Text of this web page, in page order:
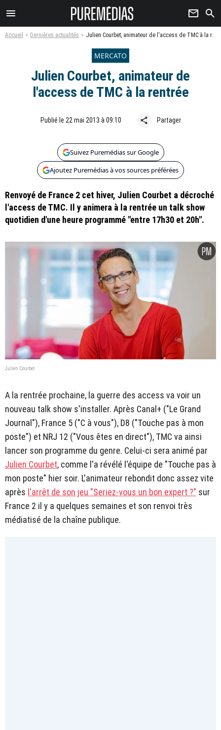
menu newsletter search
Accueil Dernières actualités Julien Courbet, animateur de l'access de TMC à la rentrée
MERCATO
Julien Courbet, animateur de
l'access de TMC à la rentrée
Publié le 22 mai 2013 à 09:10 share Partager
Suivez Puremédias sur Google
Ajoutez Puremédias à vos sources préférées
Renvoyé de France 2 cet hiver, Julien Courbet a décroché
l'access de TMC. Il y animera à la rentrée un talk show
quotidien d'une heure programmé "entre 17h30 et 20h".
Julien Courbet
A la rentrée prochaine, la guerre des access va voir un
nouveau talk show s'installer. Après Canal+ ("Le Grand
Journal"), France 5 ("C à vous"), D8 ("Touche pas à mon
poste") et NRJ 12 ("Vous êtes en direct"), TMC va ainsi
lancer son programme du genre. Celui-ci sera animé par
Julien Courbet, comme l'a révélé l'équipe de "Touche pas à
mon poste" hier soir. L'animateur rebondit donc assez vite
après l'arrêt de son jeu "Seriez-vous un bon expert ?" sur
France 2 il y a quelques semaines et son renvoi très
médiatisé de la chaîne publique.